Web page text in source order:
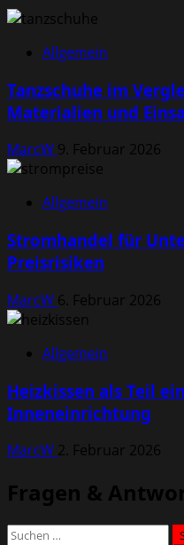
Allgemein
Tanzschuhe im
Materialien und
MarcW 9. Februar 2026
Allgemein
Stromhandel für
Preisrisiken
MarcW 6. Februar 2026
Allgemein
Heizkissen als Teil
Inneneinrichtung
MarcW 2. Februar 2026
Fragen &
Suchen